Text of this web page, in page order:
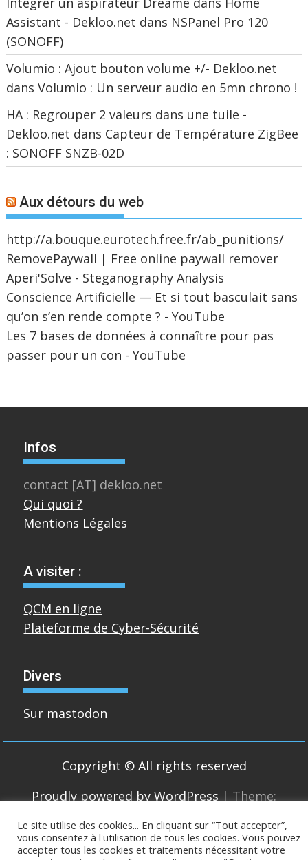
Assistant - Dekloo.net dans NSPanel Pro 120
(SONOFF)
Volumio : Ajout bouton volume +/- Dekloo.net
dansVolumio : Un serveur audio en 5mn chrono !
HA : Regrouper 2 valeurs dans une tuile -
Dekloo.net dans Capteur de Température ZigBee
: SONOFF SNZB-02D
Aux détours du web
http://a.bouque.eurotech.free.fr/ab_punitions/
RemovePaywall | Free online paywall remover
Aperi'Solve - Steganography Analysis
Conscience Artificielle — Et si tout basculait sans
qu’on s’en rende compte ? - YouTube
Les 7 bases de données à connaître pour pas
passer pour un con - YouTube
Infos
contact [AT] dekloo.net
Qui quoi ?
Mentions Légales
A visiter :
QCM en ligne
Plateforme de Cyber-Sécurité
Divers
Sur mastodon
Copyright © All rights reserved
Proudly powered by WordPress | Theme:
Le site utilise des cookies... En cliquant sur “Tout accepter”,
vous consentez à l'utilisation de tous les cookies. Vous pouvez
accepter tous les cookies et traitements nécessitant votre